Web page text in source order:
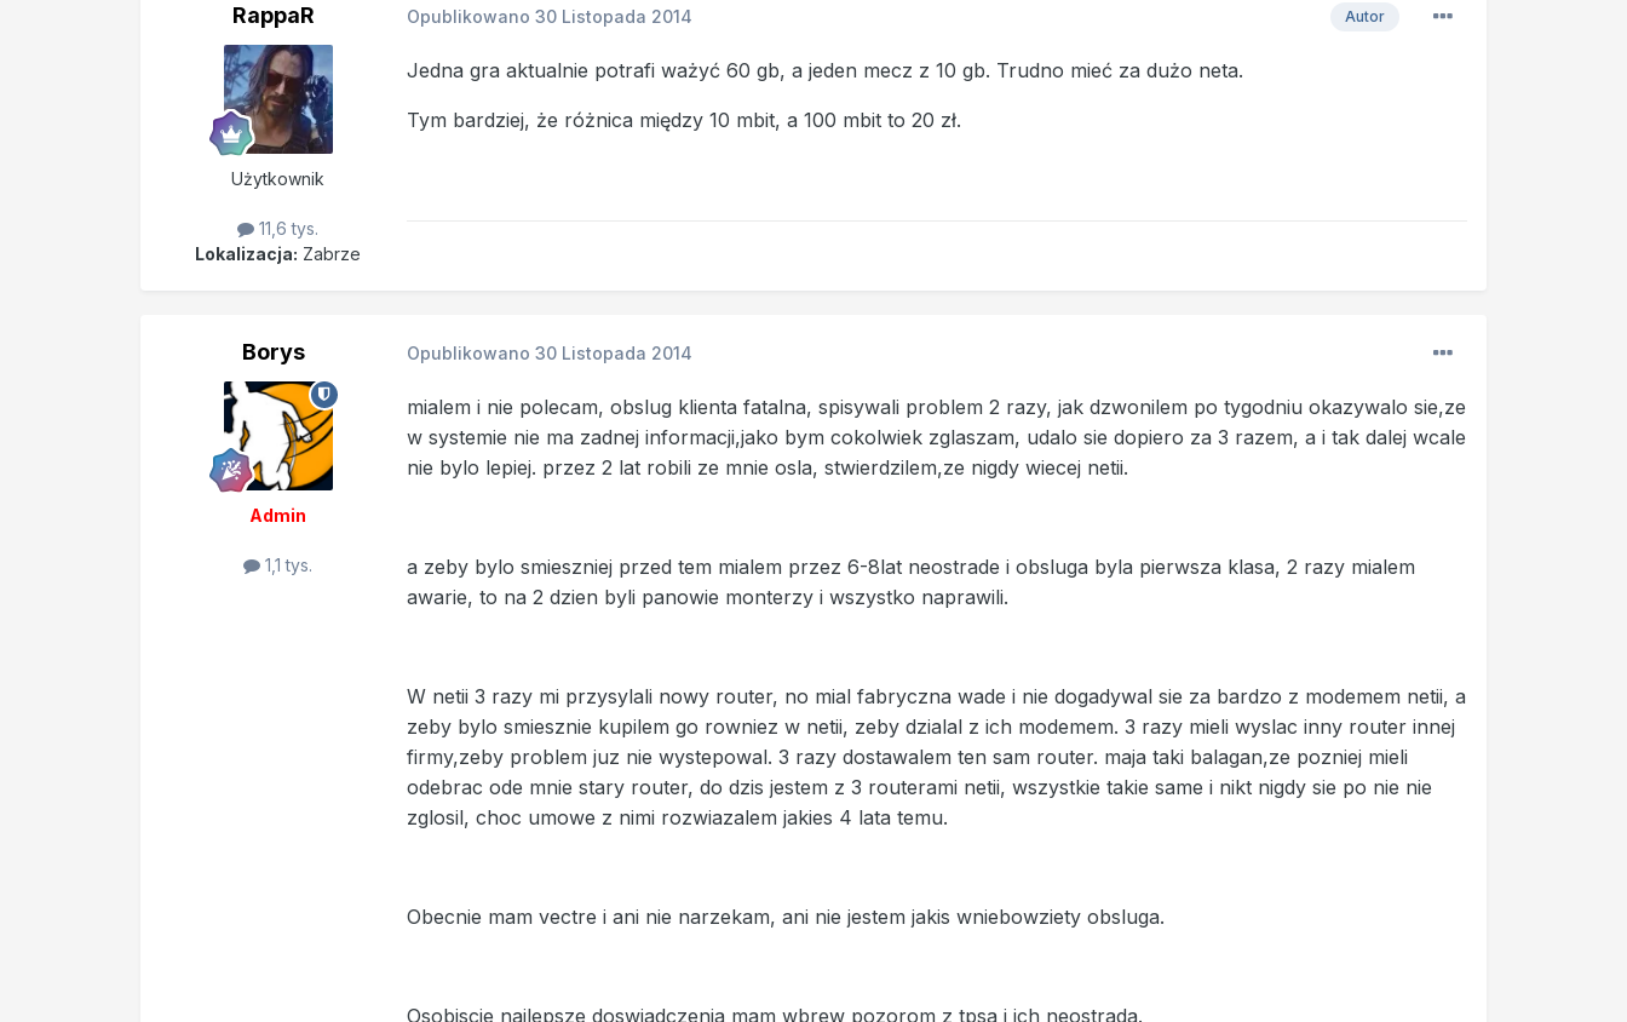
RappaR
Użytkownik
11,6 tys.
Lokalizacja: Zabrze
Autor
Opublikowano 30 Listopada 2014
Jedna gra aktualnie potrafi ważyć 60 gb, a jeden mecz z 10 gb. Trudno mieć za dużo neta.
Tym bardziej, że różnica między 10 mbit, a 100 mbit to 20 zł.
Borys
Admin
1,1 tys.
Opublikowano 30 Listopada 2014
mialem i nie polecam, obslug klienta fatalna, spisywali problem 2 razy, jak dzwonilem po tygodniu okazywalo sie,ze
w systemie nie ma zadnej informacji,jako bym cokolwiek zglaszam, udalo sie dopiero za 3 razem, a i tak dalej wcale
nie bylo lepiej. przez 2 lat robili ze mnie osla, stwierdzilem,ze nigdy wiecej netii.
a zeby bylo smieszniej przed tem mialem przez 6-8lat neostrade i obsluga byla pierwsza klasa, 2 razy mialem
awarie, to na 2 dzien byli panowie monterzy i wszystko naprawili.
W netii 3 razy mi przysylali nowy router, no mial fabryczna wade i nie dogadywal sie za bardzo z modemem netii, a
zeby bylo smiesznie kupilem go rowniez w netii, zeby dzialal z ich modemem. 3 razy mieli wyslac inny router innej
firmy,zeby problem juz nie wystepowal. 3 razy dostawalem ten sam router. maja taki balagan,ze pozniej mieli
odebrac ode mnie stary router, do dzis jestem z 3 routerami netii, wszystkie takie same i nikt nigdy sie po nie nie
zglosil, choc umowe z nimi rozwiazalem jakies 4 lata temu.
Obecnie mam vectre i ani nie narzekam, ani nie jestem jakis wniebowziety obsluga.
Osobiscie najlepsze doswiadczenia mam wbrew pozorom z tpsa i ich neostrada.